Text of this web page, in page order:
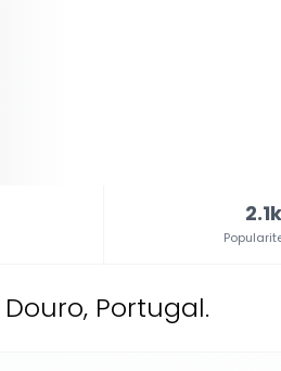
2.1k
Portugal.